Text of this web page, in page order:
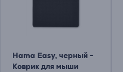
Hama Easy, черный -
Коврик для мыши